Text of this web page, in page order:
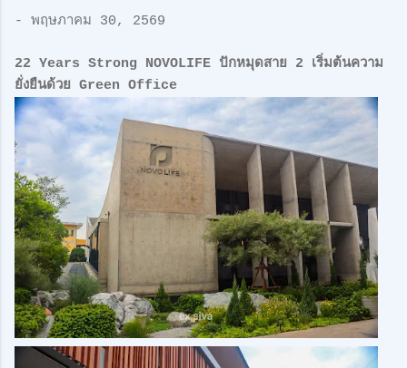
- พฤษภาคม 30, 2569
22 Years Strong NOVOLIFE ปักหมุดสาย 2 เริ่มต้นความ
ยั่งยืนด้วย Green Office